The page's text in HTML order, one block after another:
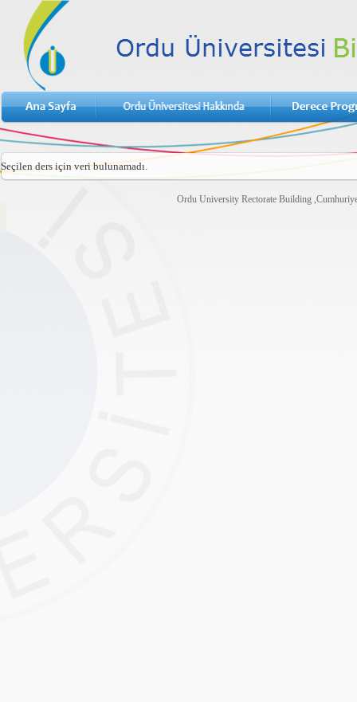
Seçilen ders için veri bulunamadı.
Ordu University Rectorate Building